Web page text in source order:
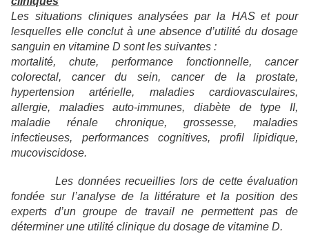
Les situations cliniques analysées par la HAS et pour
lesquelles elle conclut à une absence d’utilité du dosage
sanguin en vitamine D sont les suivantes :
mortalité, chute, performance fonctionnelle, cancer
colorectal, cancer du sein, cancer de la prostate,
hypertension artérielle, maladies cardiovasculaires,
allergie, maladies auto-immunes, diabète de type II,
maladie rénale chronique, grossesse, maladies
infectieuses, performances cognitives, profil lipidique,
mucoviscidose.
Les données recueillies lors de cette évaluation
fondée sur l’analyse de la littérature et la position des
experts d’un groupe de travail ne permettent pas de
déterminer une utilité clinique du dosage de vitamine D.